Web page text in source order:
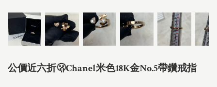
公價近六折🫢Chanel米色18K金No.5帶鑽戒指